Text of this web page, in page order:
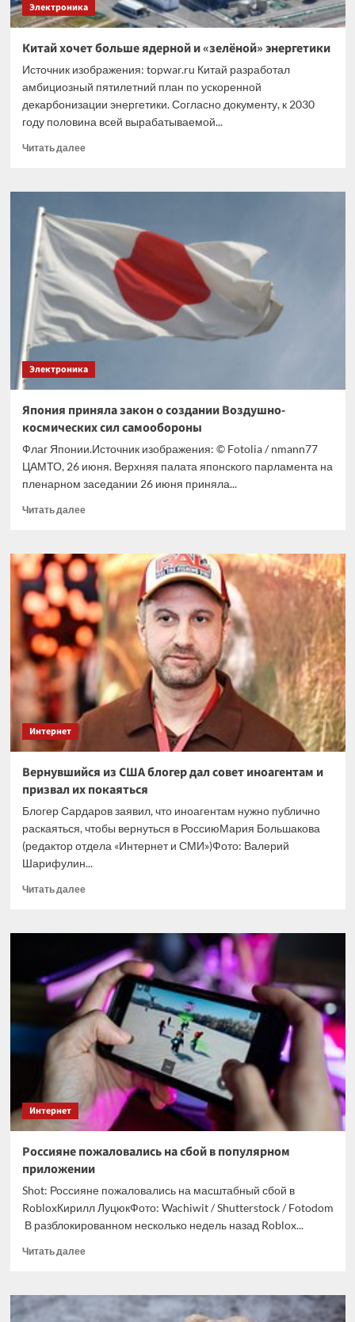
Электроника
Китай хочет больше ядерной и «зелёной» энергетики
Источник изображения: topwar.ru Китай разработал
амбициозный пятилетний план по ускоренной
декарбонизации энергетики. Согласно документу, к 2030
году половина всей вырабатываемой...
Читать далееПрочитать
Китай
больше
ядерной
и
«зелёной»
энергетики
Электроника
Япония приняла закон о создании Воздушно-
космических сил самообороны
Флаг Японии.Источник изображения: © Fotolia / nmann77
ЦАМТО, 26 июня. Верхняя палата японского парламента на
пленарном заседании 26 июня приняла...
Читать далееПрочитать
Япония
приняла
закон
о
создании
Воздушно-
космических
сил
самообороны
Интернет
Вернувшийся из США блогер дал совет иноагентам и
призвал их покаяться
Блогер Сардаров заявил, что иноагентам нужно публично
раскаяться, чтобы вернуться в РоссиюМария Большакова
(редактор отдела «Интернет и СМИ»)Фото: Валерий
Шарифулин...
Читать далееПрочитать
Вернувшийся
США
блогер
дал
совет
иноагентам
и
призвал
покаяться
Интернет
Россияне пожаловались на сбой в популярном
приложении
Shot: Россияне пожаловались на масштабный сбой в
RobloxКирилл ЛуцюкФото: Wachiwit / Shutterstock / Fotodom
В разблокированном несколько недель назад Roblox...
Читать далееПрочитать
Россияне
пожаловались